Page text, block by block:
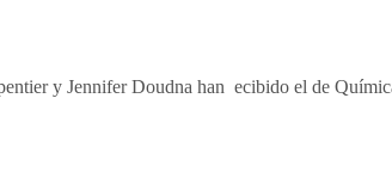
y Jennifer Doudna han ecibido el de